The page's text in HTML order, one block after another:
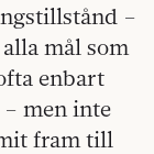
–
mål som
enbart
men inte
fram till